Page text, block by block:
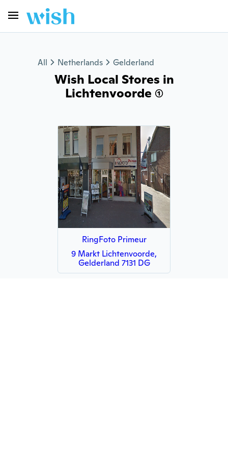
All Netherlands Gelderland
Wish Local Stores in
Lichtenvoorde (1)
RingFoto Primeur
9 Markt Lichtenvoorde,
Gelderland 7131 DG